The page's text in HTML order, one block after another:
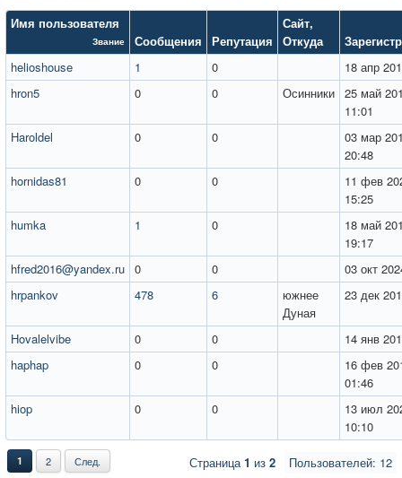
Имя пользователя
Звание Сообщения Репутация
Сайт,
Откуда
helioshouse
1 0
18 апр
hron5
0 0 Осинники 25 май
11:01
Haroldel
0 0
03 мар
20:48
hornidas81
0 0
11 фев
15:25
humka
1 0
18 май
19:17
hfred2016@yandex.ru 0 0
03 окт
hrpankov
478 6
южнее
Дуная
23 дек
Hovalelvibe 0 0
14 янв
haphap
0 0
16 фев
01:46
hiop
0 0
13 июл
10:10
Пользователей: 12
1 2 След. Страница1 из 2